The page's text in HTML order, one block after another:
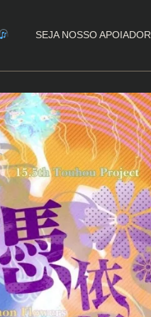
SEJA NOSSO APOIADOR